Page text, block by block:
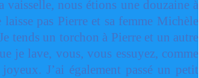
nous étions une douzaine à
pas Pierre et sa femme Michèle
tends un torchon à Pierre et un autre
je lave, vous, vous essuyez, comme
J’ai également passé un petit